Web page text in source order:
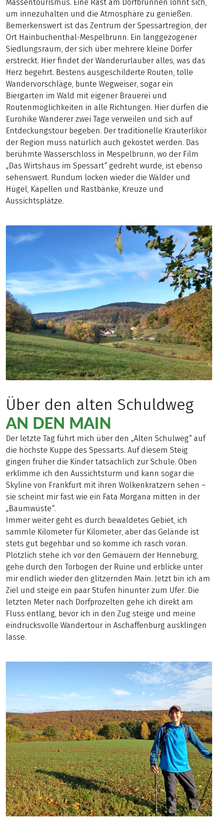
Massentourismus. Eine Rast am Dorfbrunnen lohnt sich,
um innezuhalten und die Atmosphäre zu genießen.
Bemerkenswert ist das Zentrum der Spessartregion, der
Ort Hainbuchenthal-Mespelbrunn. Ein langgezogener
Siedlungsraum, der sich über mehrere kleine Dörfer
erstreckt. Hier findet der Wanderurlauber alles, was das
Herz begehrt. Bestens ausgeschilderte Routen, tolle
Wandervorschläge, bunte Wegweiser, sogar ein
Biergarten im Wald mit eigener Brauerei und
Routenmöglichkeiten in alle Richtungen. Hier dürfen die
Eurohike Wanderer zwei Tage verweilen und sich auf
Entdeckungstour begeben. Der traditionelle Kräuterlikör
der Region muss natürlich auch gekostet werden. Das
berühmte Wasserschloss in Mespelbrunn, wo der Film
„Das Wirtshaus im Spessart“ gedreht wurde, ist ebenso
sehenswert. Rundum locken wieder die Wälder und
Hügel, Kapellen und Rastbänke, Kreuze und
Aussichtsplätze.
Über den alten Schuldweg
AN DEN MAIN
Der letzte Tag führt mich über den „Alten Schulweg“ auf
die höchste Kuppe des Spessarts. Auf diesem Steig
gingen früher die Kinder tatsächlich zur Schule. Oben
erklimme ich den Aussichtsturm und kann sogar die
Skyline von Frankfurt mit ihren Wolkenkratzern sehen –
sie scheint mir fast wie ein Fata Morgana mitten in der
„Baumwüste“.
Immer weiter geht es durch bewaldetes Gebiet, ich
sammle Kilometer für Kilometer, aber das Gelände ist
stets gut begehbar und so komme ich rasch voran.
Plötzlich stehe ich vor den Gemäuern der Henneburg,
gehe durch den Torbogen der Ruine und erblicke unter
mir endlich wieder den glitzernden Main. Jetzt bin ich am
Ziel und steige ein paar Stufen hinunter zum Ufer. Die
letzten Meter nach Dorfprozelten gehe ich direkt am
Fluss entlang, bevor ich in den Zug steige und meine
eindrucksvolle Wandertour in Aschaffenburg ausklingen
lasse.